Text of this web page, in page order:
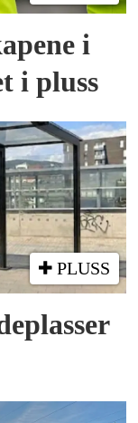
i
i pluss
PLUSS